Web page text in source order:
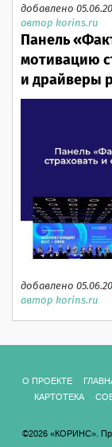
добавлено
автор korins.ru
Панель
мотивацию
и драйверы
добавлено
автор korins.ru
О ПРОЕКТЕ
КАРТОТЕКА
©2026 «КОРИНС».